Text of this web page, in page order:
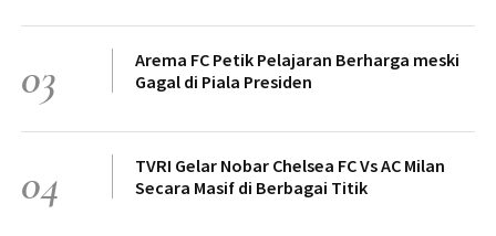
03
Arema FC Petik Pelajaran Berharga meski
Gagal di Piala Presiden
04
TVRI Gelar Nobar Chelsea FC Vs AC Milan
Secara Masif di Berbagai Titik